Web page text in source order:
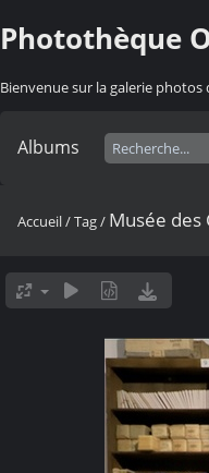
Photothèque
Bienvenue sur la galerie
Albums
Accueil/Tag/ Musée des